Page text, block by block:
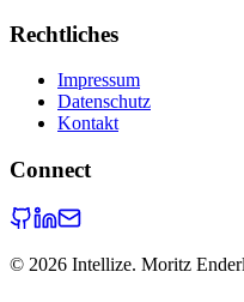
Rechtliches
Impressum
Datenschutz
Kontakt
Connect
© 2026 Intellize. Moritz